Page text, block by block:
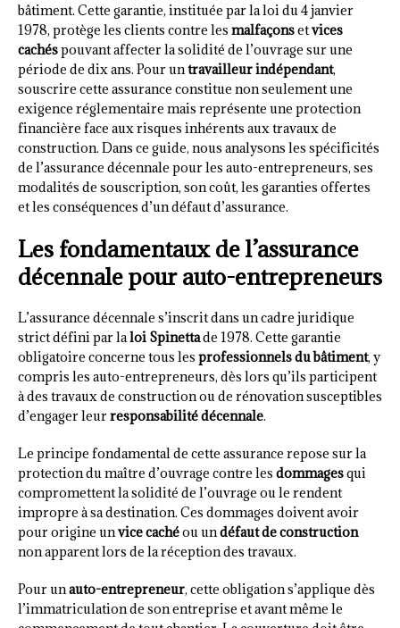
bâtiment. Cette garantie, instituée par la loi du 4 janvier
1978, protège les clients contre les malfaçonsetvices
cachéspouvant affecter la solidité de l’ouvrage sur une
période de dix ans. Pour untravailleur indépendant,
souscrire cette assurance constitue non seulement une
exigence réglementaire mais représente une protection
financière face aux risques inhérents aux travaux de
construction. Dans ce guide, nous analysons les spécificités
de l’assurance décennale pour les auto-entrepreneurs, ses
modalités de souscription, son coût, les garanties offertes
et les conséquences d’un défaut d’assurance.
Les fondamentaux de l’assurance
décennale pour auto-entrepreneurs
L’assurance décennale s’inscrit dans un cadre juridique
strict défini par laloi Spinettade 1978. Cette garantie
obligatoire concerne tous les professionnels du bâtiment, y
compris les auto-entrepreneurs, dès lors qu’ils participent
à des travaux de construction ou de rénovation susceptibles
d’engager leurresponsabilité décennale.
Le principe fondamental de cette assurance repose sur la
protection du maître d’ouvrage contre les dommagesqui
compromettent la solidité de l’ouvrage ou le rendent
impropre à sa destination. Ces dommages doivent avoir
pour origine unvice cachéou undéfaut de construction
non apparent lors de la réception des travaux.
Pour unauto-entrepreneur, cette obligation s’applique dès
l’immatriculation de son entreprise et avant même le